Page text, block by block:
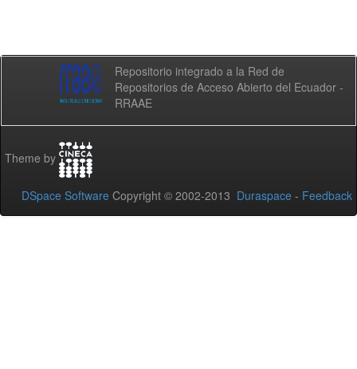
Repositorio integrado a la Red de
Repositorios de Acceso Abierto del Ecuador -
RRAAE
Theme by
DSpace Software Copyright © 2002-2013 Duraspace - Feedback